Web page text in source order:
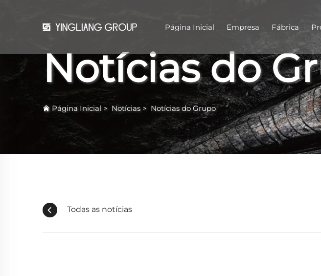
Página Inicial Empresa Fábrica
Notícias do
Página Inicial > Notícias > Notícias do Grupo
Todas as notícias